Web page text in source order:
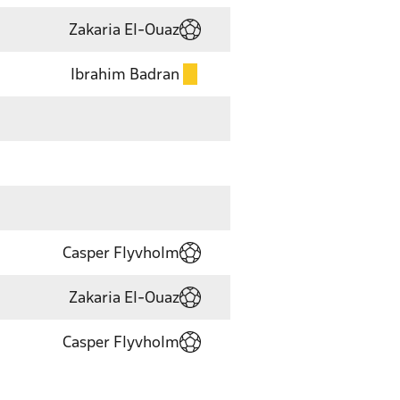
Zakaria El-Ouaz
Ibrahim Badran
Casper Flyvholm
Zakaria El-Ouaz
Casper Flyvholm